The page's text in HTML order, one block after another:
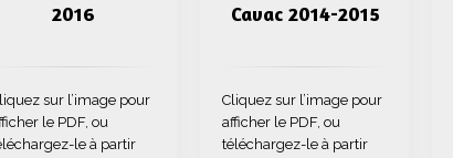
2016
sur l’image pour
le PDF, ou
le à partir
Cavac 2014-2015
Cliquez sur l’image pour
afficher le PDF, ou
téléchargez-le à partir